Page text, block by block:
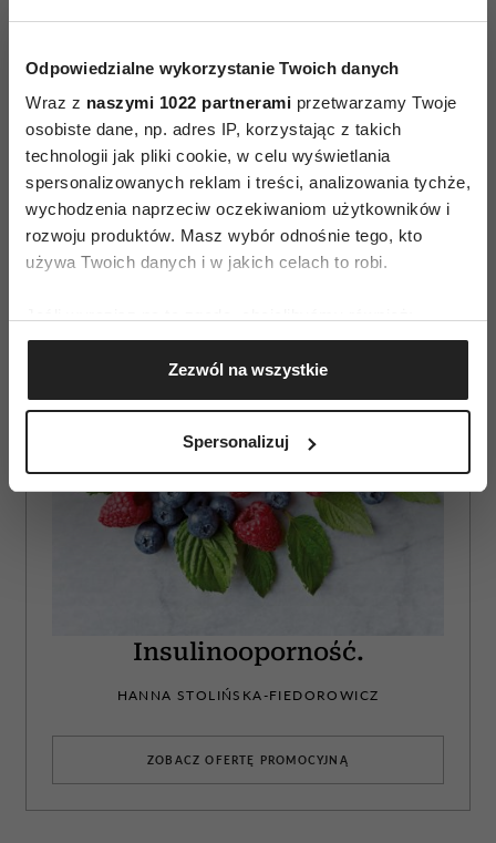
Odpowiedzialne wykorzystanie Twoich danych
Wraz z naszymi 1022 partnerami przetwarzamy Twoje
osobiste dane, np. adres IP, korzystając z takich
technologii jak pliki cookie, w celu wyświetlania
spersonalizowanych reklam i treści, analizowania tychże,
wychodzenia naprzeciw oczekiwaniom użytkowników i
rozwoju produktów. Masz wybór odnośnie tego, kto
używa Twoich danych i w jakich celach to robi.
Gromadzić dane dotyczące Twojej lokalizacji
geograficznej z dokładnością nawet do kilku metrów
Identyfikować Twoje urządzenie, aktywnie
(fingerprinting, czyli wirtualny odcisk palca)
dane są przetwarzane oraz ustaw własne preferencje w
sekcji szczegółów. W Deklaracji plików cookie możesz
zmienić lub wycofać swoją zgodę w dowolnej chwili.
i reklam, aby oferować funkcje społecznościowe i
analizować ruch w naszej witrynie. Informacje o tym, jak
korzystasz z naszej witryny, udostępniamy partnerom
Zezwól na wszystkie
Spersonalizuj
dietą" Hanny Stolińskiej-Fiedorowicz,
Insulinooporność.
HANNA STOLIŃSKA-FIEDOROWICZ
ZOBACZ OFERTĘ PROMOCYJNĄ